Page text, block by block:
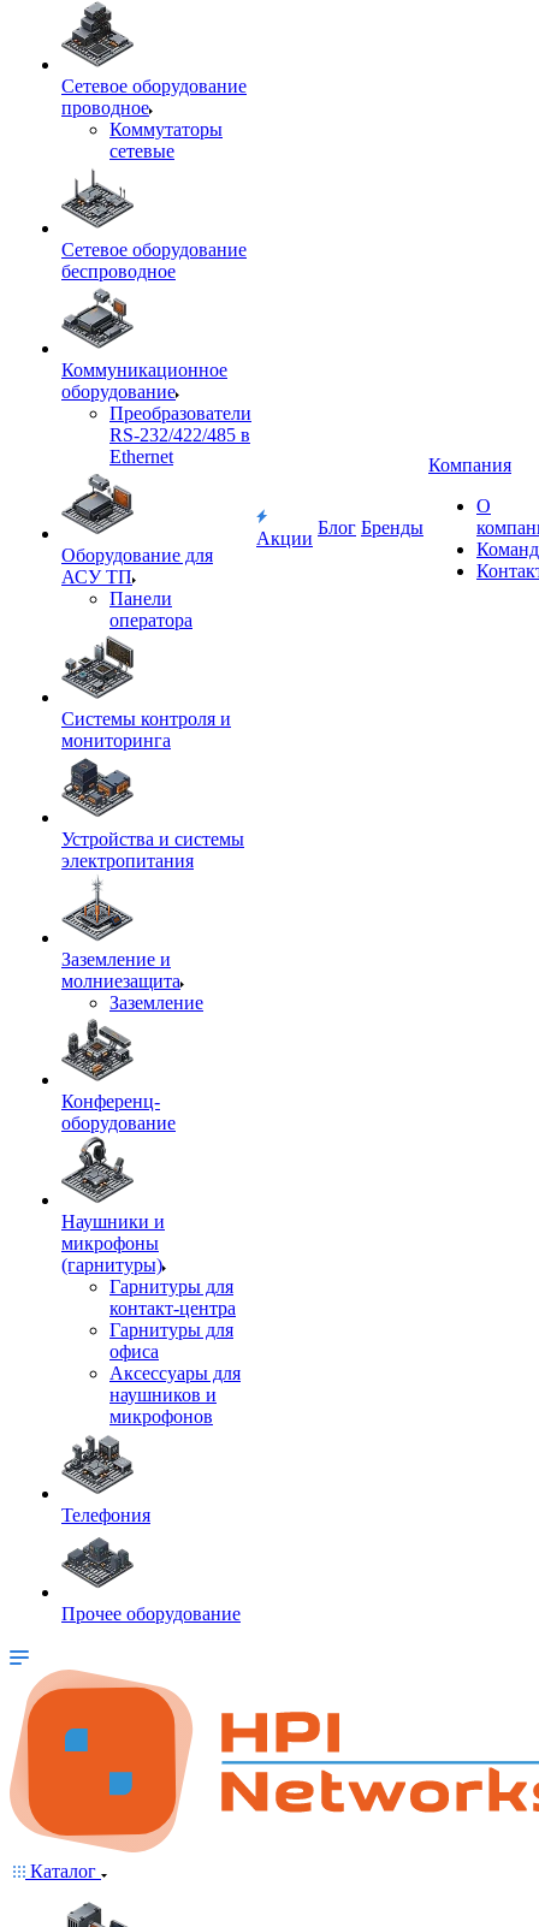
Сетевое оборудование
проводное
Коммутаторы
сетевые
Сетевое оборудование
беспроводное
Коммуникационное
оборудование
Преобразователи
RS-232/422/485 в
Ethernet
Оборудование для
АСУ ТП
Панели
оператора
Системы контроля и
мониторинга
Устройства и системы
электропитания
Заземление и
молниезащита
Заземление
Конференц-
оборудование
Наушники и
микрофоны
(гарнитуры)
Гарнитуры для
контакт-центра
Гарнитуры для
офиса
Аксессуары для
наушников и
микрофонов
Телефония
Прочее оборудование
Акции
Блог Бренды
Компания
О
Каталог